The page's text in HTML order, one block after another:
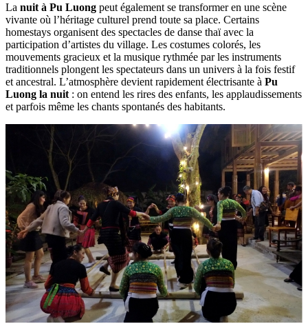
La nuit à Pu Luong peut également se transformer en une scène
vivante où l’héritage culturel prend toute sa place. Certains
homestays organisent des spectacles de danse thaï avec la
participation d’artistes du village. Les costumes colorés, les
mouvements gracieux et la musique rythmée par les instruments
traditionnels plongent les spectateurs dans un univers à la fois festif
et ancestral. L’atmosphère devient rapidement électrisante à Pu
Luong la nuit : on entend les rires des enfants, les applaudissements
et parfois même les chants spontanés des habitants.